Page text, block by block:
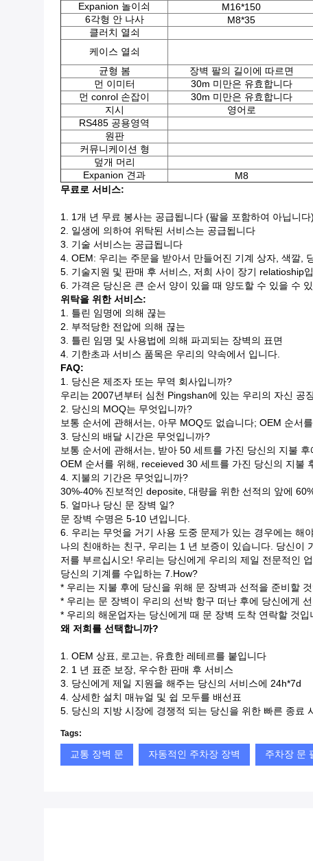
Expanion 놀이쇠
M16*150
6각형 안 나사
M8*35
클러치 열쇠
케이스 열쇠
균형 봄
장벽 팔의 길이에 따르면
먼 이미터
30m 미만은 유효합니다
먼 conrol 손잡이
30m 미만은 유효합니다
지시
영어로
RS485 공용영역
원판
커뮤니케이션 형
덮개 머리
Expanion 견과
M8
무료로 서비스:
1. 1개 년 무료 봉사는 공급됩니다 (팔을 포함하여 아닙니다)
2. 일생에 의하여 위탁된 서비스는 공급됩니다
3. 기술 서비스는 공급됩니다
4. OEM: 우리는 주문을 받아서 만들어진 기계 상자, 색깔,
5. 기술지원 및 판매 후 서비스, 저희 사이 장기 relatioship
6. 가격은 당신은 큰 순서 양이 있을 때 양도할 수 있을 수 있
위탁을 위한 서비스:
1. 틀린 임명에 의해 끊는
2. 부적당한 전압에 의해 끊는
3. 틀린 임명 및 사용법에 의해 파괴되는 장벽의 표면
4. 기한초과 서비스 품목은 우리의 약속에서 입니다.
FAQ:
1. 당신은 제조자 또는 무역 회사입니까?
우리는 2007년부터 심천 Pingshan에 있는 우리의 자신 공
2. 당신의 MOQ는 무엇입니까?
보통 순서에 관해서는, 아무 MOQ도 없습니다; OEM 순서
3. 당신의 배달 시간은 무엇입니까?
보통 순서에 관해서는, 받아 50 세트를 가진 당신의 지불
OEM 순서를 위해, receieved 30 세트를 가진 당신의 지불
4. 지불의 기간은 무엇입니까?
30%-40% 진보적인 deposite, 대량을 위한 선적의 앞에
5. 얼마나 당신 문 장벽 일?
문 장벽 수명은 5-10 년입니다.
6. 우리는 무엇을 거기 사용 도중 문제가 있는 경우에는 해
나의 친애하는 친구, 우리는 1 년 보증이 있습니다. 당신이
저를 부르십시오! 우리는 당신에게 우리의 제일 전문적인
당신의 기계를 수입하는 7.How?
* 우리는 지불 후에 당신을 위해 문 장벽과 선적을 준비할
* 우리는 문 장벽이 우리의 선박 항구 떠난 후에 당신에게
* 우리의 해운업자는 당신에게 때 문 장벽 도착 연락할 것입
왜 저희를 선택합니까?
1. OEM 상표, 로고는, 유효한 레테르를 붙입니다
2. 1 년 표준 보장, 우수한 판매 후 서비스
3. 당신에게 제일 지원을 해주는 당신의 서비스에 24h*7d
4. 상세한 설치 매뉴얼 및 쉽 모두를 배선표
5. 당신의 지방 시장에 경쟁적 되는 당신을 위한 빠른 종료
Tags:
교통 장벽 문 자동적인 주차장 장벽 주차장 문